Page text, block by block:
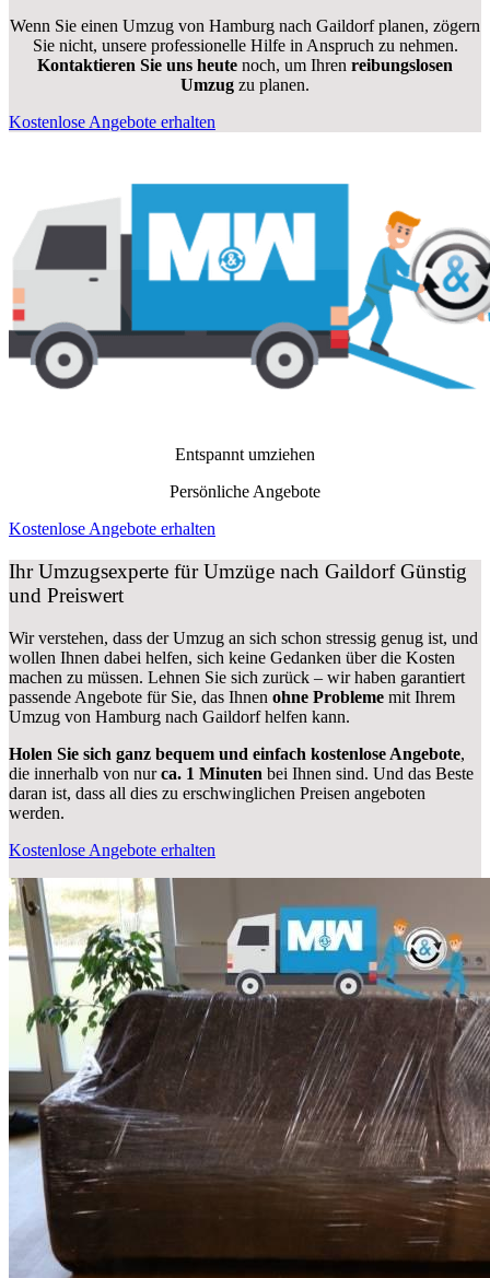
Wenn Sie einen Umzug von Hamburg nach Gaildorf planen, zögern
Sie nicht, unsere professionelle Hilfe in Anspruch zu nehmen.
Kontaktieren Sie uns heute noch, um Ihren reibungslosen
Umzug zu planen.
Kostenlose Angebote erhalten
Entspannt umziehen
Persönliche Angebote
Kostenlose Angebote erhalten
Ihr Umzugsexperte für Umzüge nach GaildorfGünstig
und Preiswert
Wir verstehen, dass der Umzug an sich schon stressig genug ist, und
wollen Ihnen dabei helfen, sich keine Gedanken über die Kosten
machen zu müssen. Lehnen Sie sich zurück – wir haben garantiert
passende Angebote für Sie, das Ihnen ohne Probleme mit Ihrem
Umzug von Hamburg nach Gaildorf helfen kann.
Holen Sie sich ganz bequem und einfach kostenlose Angebote,
die innerhalb von nurca. 1 Minuten bei Ihnen sind. Und das Beste
daran ist, dass all dies zu erschwinglichen Preisen angeboten
werden.
Kostenlose Angebote erhalten